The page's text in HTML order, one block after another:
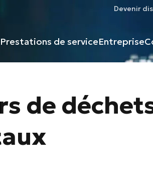
Devenir
Prestations de serviceEntreprise
de